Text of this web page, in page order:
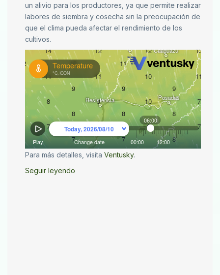
un alivio para los productores, ya que permite realizar
labores de siembra y cosecha sin la preocupación de
que el clima pueda afectar el rendimiento de los
cultivos.
Para más detalles, visita Ventusky.
Seguir leyendo